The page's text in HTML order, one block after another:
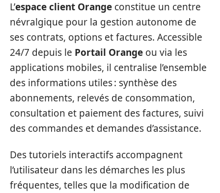
L’espace client Orange constitue un centre
névralgique pour la gestion autonome de
ses contrats, options et factures. Accessible
24/7 depuis le Portail Orange ou via les
applications mobiles, il centralise l’ensemble
des informations utiles : synthèse des
abonnements, relevés de consommation,
consultation et paiement des factures, suivi
des commandes et demandes d’assistance.
Des tutoriels interactifs accompagnent
l’utilisateur dans les démarches les plus
fréquentes, telles que la modification de